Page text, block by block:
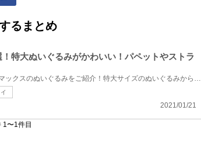
るまとめ
特大ぬいぐるみがかわいい！パペットやストラ
ディズニーランド＆シーで買えるベイマックスのぬいぐるみをご紹介！特大サイズのぬいぐるみから、パペ...
2021/01/21
1〜1件目